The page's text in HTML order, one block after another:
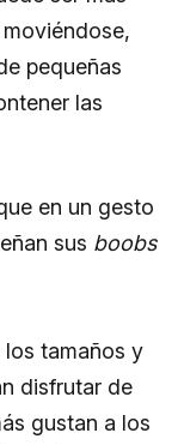
pequeñas
las
en un gesto
sus boobs
tamaños y
disfrutar de
gustan a los